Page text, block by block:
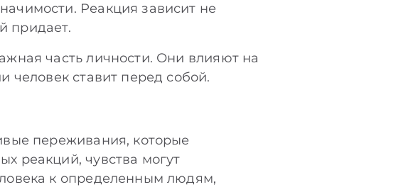
Реакция зависит не
придает.
часть личности. Они влияют на
человек ставит перед собой.
переживания, которые
реакций, чувства могут
к определенным людям,